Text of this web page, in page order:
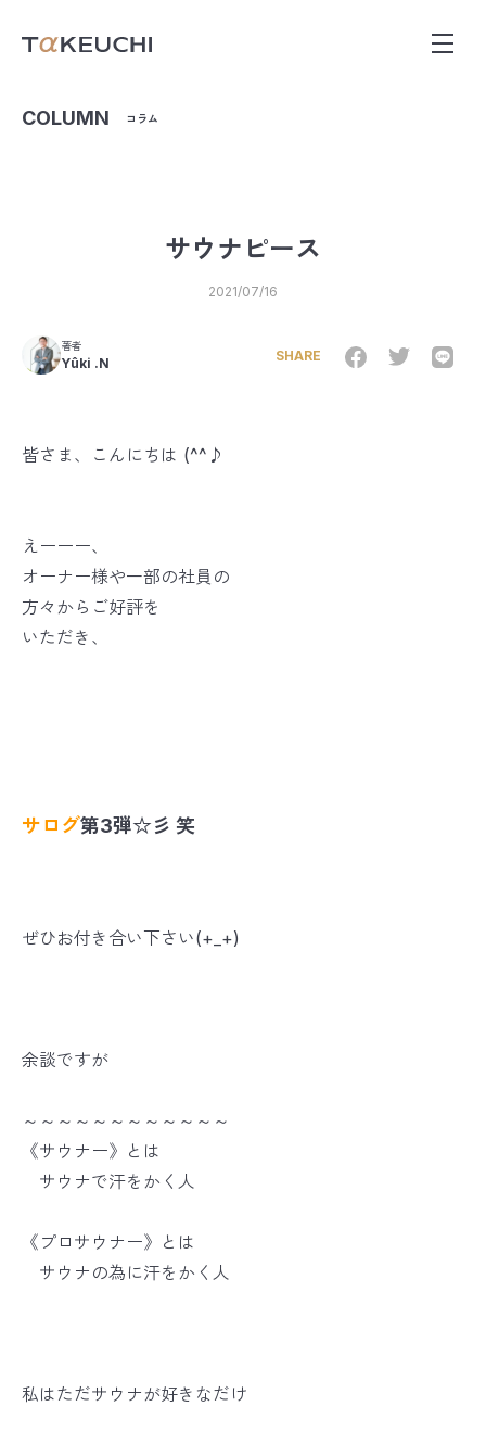
COLUMN コラム
サウナピース
2021/07/16
著者
Yûki .N SHARE
皆さま、こんにちは (^^♪
えーーー、
オーナー様や一部の社員の
方々からご好評を
いただき、
サログ第3弾☆彡 笑
ぜひお付き合い下さい(+_+)
余談ですが
～～～～～～～～～～～～
《サウナー》とは
サウナで汗をかく人
《プロサウナー》とは
サウナの為に汗をかく人
私はただサウナが好きなだけ